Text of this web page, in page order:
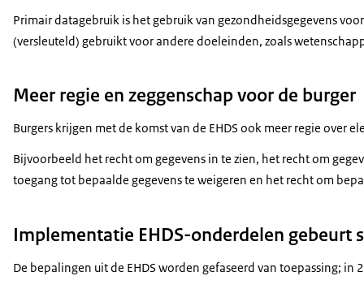
Dat sluit aan bij het beleid in Nederland.
Zorgverleners die jou behandelen,
die andere zorgverleners over jou hebben.
Onderzoeken hoeven bijvoorbeeld niet dubbel.
Zo kunnen zorgverleners je sneller en beter helpen...
en hoeven ze minder vaak gegevens over te
schrijven van het ene naar het andere systeem.
Bijvoorbeeld als je op vakantie bent in een
Primair datagebruik is het gebruik van gezondheidsgegevens
(versleuteld) gebruikt voor andere doeleinden, zoals
Meer regie en zeggenschap voor de burger
Burgers krijgen met de komst van de EHDS ook meer regie over
Bijvoorbeeld het recht om gegevens in te zien, het recht om
toegang tot bepaalde gegevens te weigeren en het recht om
Implementatie EHDS-onderdelen gebeurt
De bepalingen uit de EHDS worden gefaseerd van toepassing;